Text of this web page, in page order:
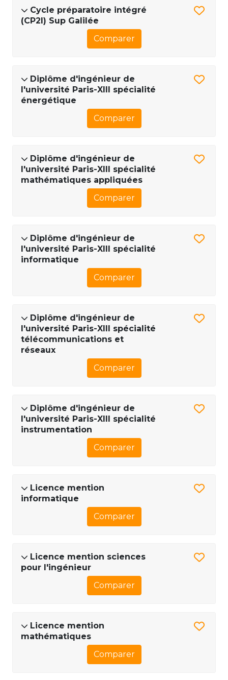
Cycle préparatoire intégré
(CP2I) Sup Galilée
Comparer
Diplôme d'ingénieur de
l'université Paris-XIII spécialité
énergétique
Comparer
Diplôme d'ingénieur de
l'université Paris-XIII spécialité
mathématiques appliquées
Comparer
Diplôme d'ingénieur de
l'université Paris-XIII spécialité
informatique
Comparer
Diplôme d'ingénieur de
l'université Paris-XIII spécialité
télécommunications et
réseaux
Comparer
Diplôme d'ingénieur de
l'université Paris-XIII spécialité
instrumentation
Comparer
Licence mention
informatique
Comparer
Licence mention sciences
pour l'ingénieur
Comparer
Licence mention
mathématiques
Comparer